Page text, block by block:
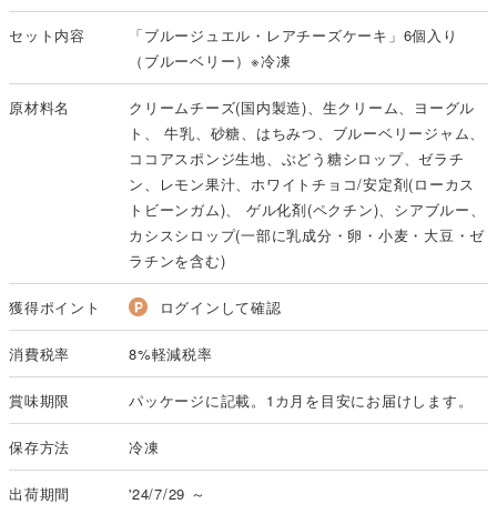
セット内容
「ブルージュエル・レアチーズケーキ」6個入り
（ブルーベリー）※冷凍
原材料名
クリームチーズ(国内製造)、生クリーム、ヨーグル
ト、 牛乳、砂糖、はちみつ、ブルーベリージャム、
ココアスポンジ生地、ぶどう糖シロップ、ゼラチ
ン、レモン果汁、ホワイトチョコ/安定剤(ローカス
トビーンガム)、 ゲル化剤(ペクチン)、シアブルー、
カシスシロップ(一部に乳成分・卵・小麦・大豆・ゼ
ラチンを含む)
獲得ポイント ログインして確認
消費税率 8%軽減税率
賞味期限 パッケージに記載。1カ月を目安にお届けします。
保存方法 冷凍
出荷期間 '24/7/29 ～